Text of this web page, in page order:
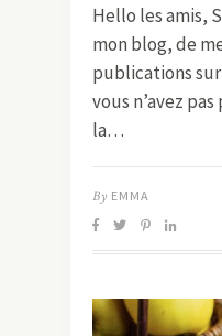
Hello les amis,
mon blog, de
publications
vous n’avez
la…
By EMMA